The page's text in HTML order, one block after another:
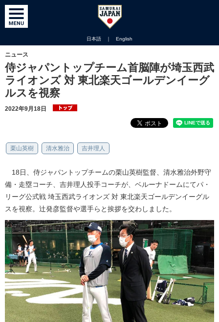
日本語 ｜ English
ニュース
侍ジャパントップチーム首脳陣が埼玉西武
ライオンズ 対 東北楽天ゴールデンイーグ
ルスを視察
2022年9月18日
栗山英樹 清水雅治 吉井理人
18日、侍ジャパントップチームの栗山英樹監督、清水雅治外野守
備・走塁コーチ、吉井理人投手コーチが、ベルーナドームにてパ・
リーグ公式戦 埼玉西武ライオンズ 対 東北楽天ゴールデンイーグル
スを視察。辻発彦監督や選手らと挨拶を交わしました。